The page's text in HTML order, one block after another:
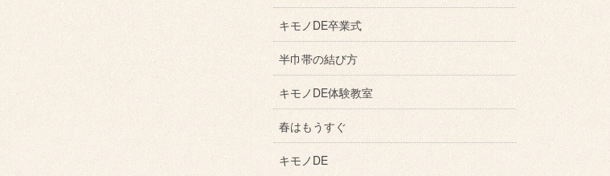
キモノDE卒業式
半巾帯の結び方
キモノDE体験教室
春はもうすぐ
キモノDE